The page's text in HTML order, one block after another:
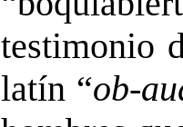
testimonio
latín “ob-